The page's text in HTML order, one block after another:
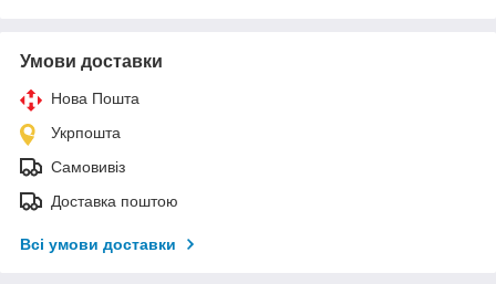
Умови доставки
Нова Пошта
Укрпошта
Самовивіз
Доставка поштою
Всі умови доставки